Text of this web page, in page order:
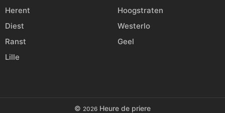
Herent
Hoogstraten
Diest
Westerlo
Ranst
Geel
Lille
© 2026 Heure de priere